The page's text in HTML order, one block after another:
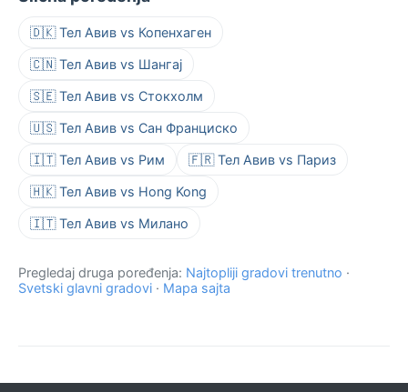
🇩🇰 Тел Авив vs Копенхаген
🇨🇳 Тел Авив vs Шангај
🇸🇪 Тел Авив vs Стокхолм
🇺🇸 Тел Авив vs Сан Франциско
🇮🇹 Тел Авив vs Рим 🇫🇷 Тел Авив vs Париз
🇭🇰 Тел Авив vs Hong Kong
🇮🇹 Тел Авив vs Милано
Pregledaj druga poređenja: Najtopliji gradovi trenutno ·
Svetski glavni gradovi · Mapa sajta